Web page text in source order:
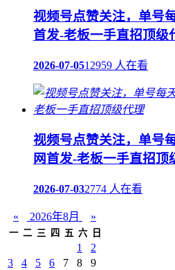
视频号点赞关注，单号
首发-老板一手直招顶级
2026-07-0512959 人在看
视频号点赞关注，单号
网首发-老板一手直招顶
2026-07-032774 人在看
« 2026年8月 »
一 二 三 四 五 六 日
1
2
3
4 5 6 7 8
9